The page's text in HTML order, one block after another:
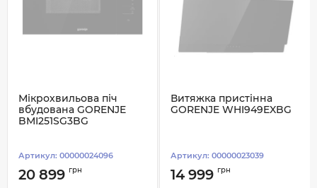
Мікрохвильова піч
вбудована GORENJE
BMI251SG3BG
Артикул: 00000024096
20 899 грн
Витяжка пристінна
GORENJE WHI949EXBG
Артикул: 00000023039
14 999 грн